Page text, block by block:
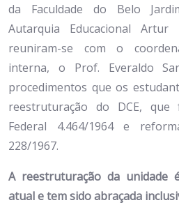
da Faculdade do Belo
Autarquia Educacional Artur
reuniram-se com o
interna, o Prof. Everaldo
procedimentos que os
reestruturação do DCE,
Federal 4.464/1964 e
228/1967.
A reestruturação da unidade
atual e tem sido abraçada